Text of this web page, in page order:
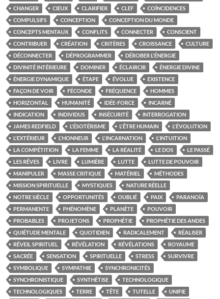
CHANGER
CIEUX CLARIFIER CLEF
COÏNCIDENCES
COMPULSIFS
CONCEPTION
CONCEPTION DU MONDE
CONCEPTS MENTAUX
CONFLITS CONNECTER
CONSCIENT
CONTRIBUER
CRÉATION CRITÈRES CROISSANCE
CULTURE
DÉCONNECTER
DÉPROGRAMMER
DÉROBER L'ÉNERGIE
DIVINITÉ INTÉRIEURE
DOMINER ÉCLAIRCIR
ÉNERGIE DIVINE
ÉNERGIE DYNAMIQUE
ÉTAPE ÉVOLUE
EXISTENCE
FAÇON DE VOIR
FÉCONDE FRÉQUENCE
HOMMES
HORIZONTAL
HUMANITÉ IDÉE-FORCE
INCARNÉ
INDICATION
INDIVIDUS INSÉCURITÉ
INTERROGATION
JAMES REDFIELD
L'ÉSOTÉRISME L'ÊTRE HUMAIN
L'ÉVOLUTION
L'EXTÉRIEUR
L'HONNEUR L'INCARNATION
L'INTUITION
LA COMPÉTITION
LA FEMME LA RÉALITÉ LE DOS
LE PASSÉ
LES RÊVES
LIVRE LUMIÈRE LUTTE
LUTTE DE POUVOIR
MANIPULER
MASSE CRITIQUE MATÉRIEL
MÉTHODES
MISSION SPIRITUELLE
MYSTIQUES
NATURE RÉELLE
NOTRE SIÈCLE
OPPORTUNITÉS OUBLIÉ PAIX
PARANOÏA
PERMANENTE
PHÉNOMÈNE PLANÈTE
POUVOIR
PROBABLES
PROJETONS PROPHÉTIE
PROPHÉTIE DES ANDES
QUIÉTUDE MENTALE
QUOTIDIEN RADICALEMENT
RÉALISER
RÉVEIL SPIRITUEL
RÉVÉLATION RÉVÉLATIONS
ROYAUME
SACRÉE
SENSATION SPIRITUELLE STRESS
SURVIVRE
SYMBOLIQUE
SYMPATHIE
SYNCHRONICITÉS
SYNCHRONISTIQUE
SYNTHÉTISE
TECHNOLOGIQUE
TECHNOLOGIQUES
TERRE TÊTE TUTELLE
UNIFIE